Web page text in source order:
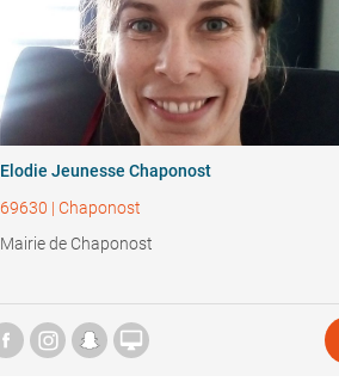
Elodie Jeunesse Chaponost
69630 | Chaponost
Mairie de Chaponost
